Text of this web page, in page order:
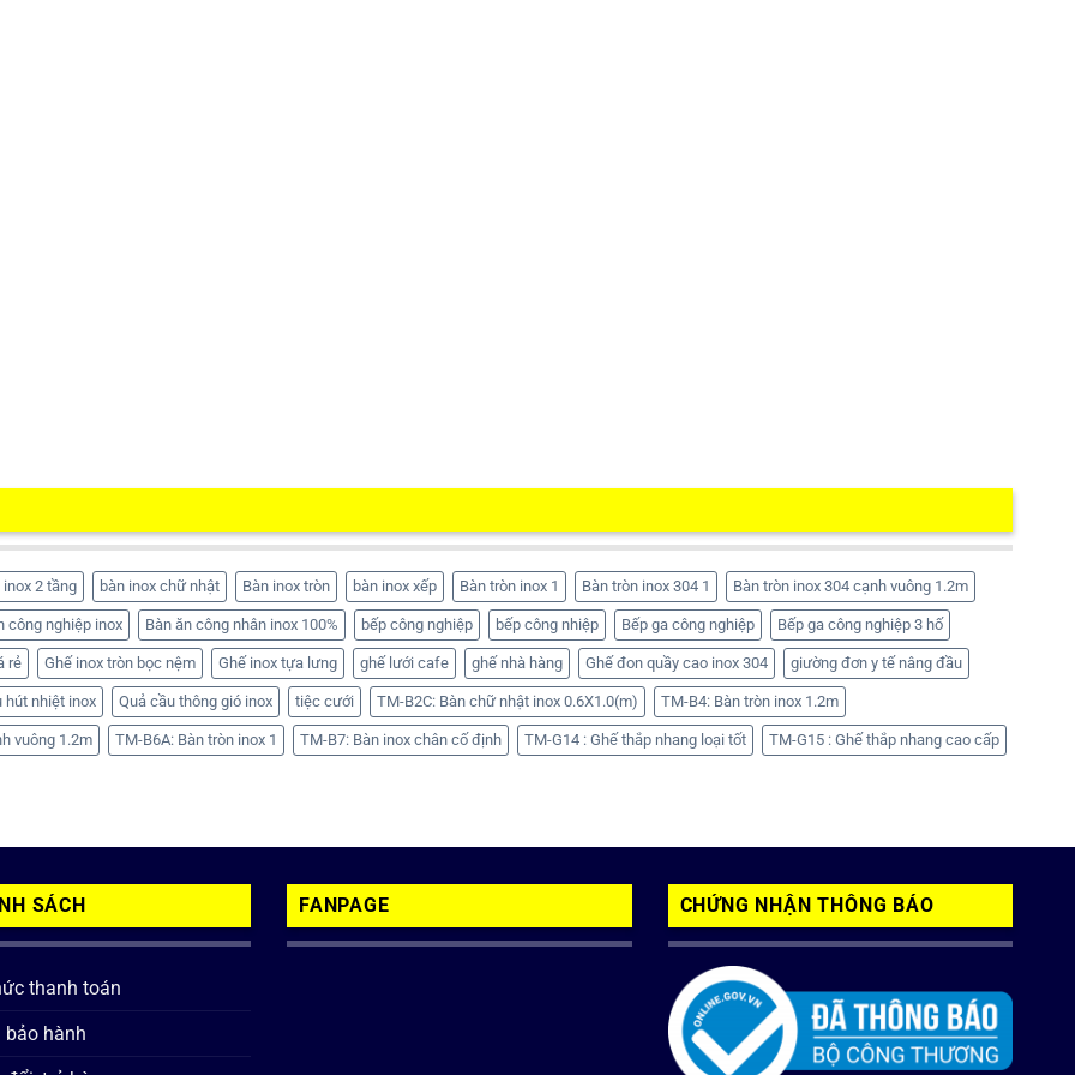
inox 2 tầng bàn inox chữ nhật Bàn inox tròn bàn inox xếp Bàn tròn inox 1 Bàn tròn inox 304 1 Bàn tròn inox 304 cạnh vuông 1.2m
công nghiệp inox Bàn ăn công nhân inox 100% bếp công nghiệp bếp công nhiệp Bếp ga công nghiệp Bếp ga công nghiệp 3 hố
rẻ Ghế inox tròn bọc nệm Ghế inox tựa lưng ghế lưới cafe ghế nhà hàng Ghế đon quầy cao inox 304 giường đơn y tế nâng đầu
hút nhiệt inox Quả cầu thông gió inox tiệc cưới TM-B2C: Bàn chữ nhật inox 0.6X1.0(m) TM-B4: Bàn tròn inox 1.2m
vuông 1.2m TM-B6A: Bàn tròn inox 1 TM-B7: Bàn inox chân cố định TM-G14 : Ghế thắp nhang loại tốt TM-G15 : Ghế thắp nhang cao cấp
SÁCH
thanh toán
bảo hành
FANPAGE CHỨNG NHẬN THÔNG BÁO